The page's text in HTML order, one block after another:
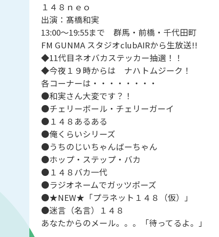
１４８ｎｅｏ
出演：髙橋和実
13:00～19:55まで 群馬・前橋・千代田町
FM GUNMA スタジオclubAIRから生放送!!
◆11代目ネオバカステッカー抽選！！
◆今夜１９時からは ナハトムジーク！
各コーナーは・・・・・・・・
●和実さん大変です？！
●チェリーボール・チェリーガーイ
●１４８あるある
●俺くらいシリーズ
●うちのじいちゃんばーちゃん
●ホップ・ステップ・バカ
●１４８バカ一代
●ラジオネームでガッツポーズ
●★NEW★「プラネット１４８（仮）」
●迷言（名言）１４８
あなたからのメール。。。「待ってるよ。」